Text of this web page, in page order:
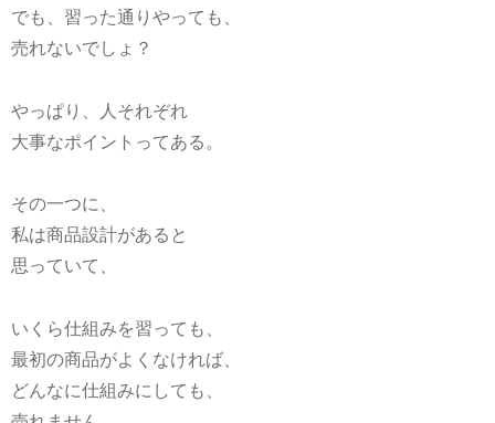
でも、習った通りやっても、
売れないでしょ？
やっぱり、人それぞれ
大事なポイントってある。
その一つに、
私は商品設計があると
思っていて、
いくら仕組みを習っても、
最初の商品がよくなければ、
どんなに仕組みにしても、